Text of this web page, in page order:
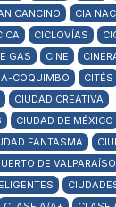
CANCINO
CIA
CICLOVÍAS
GAS CINE
COQUIMBO
CITÉS
CIUDAD CREATIVA
CIUDAD DE MÉXICO
FANTASMA
DE VALPARAÍSO